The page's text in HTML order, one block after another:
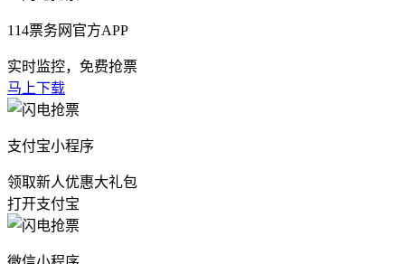
114票务网官方APP
实时监控，免费抢票
马上下载
支付宝小程序
领取新人优惠大礼包
打开支付宝